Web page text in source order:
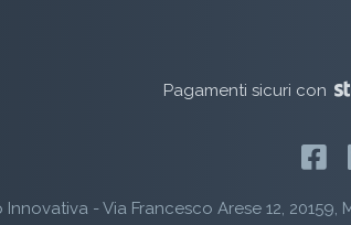
Pagamenti sicuri con
- Via Francesco Arese 12, 20159,